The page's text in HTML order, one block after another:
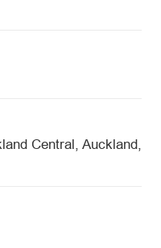
Central, Auckland,